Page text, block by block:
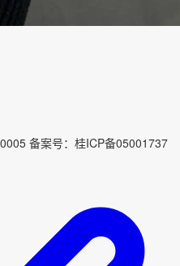
备案号：桂ICP备05001737